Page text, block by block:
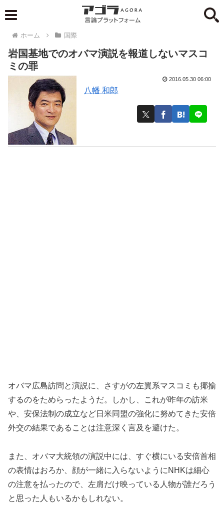
ホーム 国際
岩国基地でのオバマ演説を報道しないマスコ
ミの罪
八幡 和郎
2016.05.30 06:00
オバマ広島訪問と演説に、さすがの左翼系マスコミも揶揄
するのをためらったようだ。しかし、これが昨年の訪米
や、安保法制の成立など日米同盟の強化に努めてきた安倍
外交の結果であることは注意深く言及を避けた。
また、オバマ大統領の演説中には、すぐ横にいる安倍首相
の表情はおろか、顔が一緒に入らないようにNHKは細心
の注意を払ったので、左肩だけ映っている 人物が誰だろう
と思った人もいるかもしれない。